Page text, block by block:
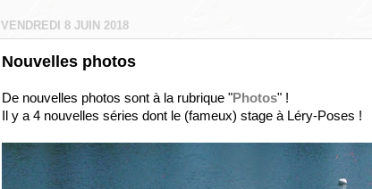
VENDREDI 8 JUIN 2018
Nouvelles photos
De nouvelles photos sont à la rubrique "Photos" !
Il y a 4 nouvelles séries dont le (fameux) stage à Léry-Poses !